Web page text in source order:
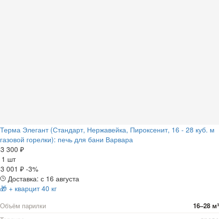
Терма Элегант (Стандарт, Нержавейка, Пироксенит, 16 - 28 куб. м
газовой горелки): печь для бани Варвара
300 ₽
1 шт
001 ₽ -3%
Доставка: с 16 августа
🎁 + кварцит 40 кг
Объём парилки
16–28 м³